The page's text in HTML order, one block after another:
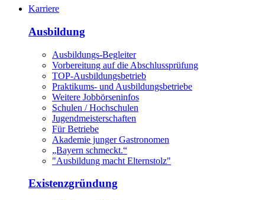
Karriere
Ausbildung
Ausbildungs-Begleiter
Vorbereitung auf die Abschlussprüfung
TOP-Ausbildungsbetrieb
Praktikums- und Ausbildungsbetriebe
Weitere Jobbörseninfos
Schulen / Hochschulen
Jugendmeisterschaften
Für Betriebe
Akademie junger Gastronomen
„Bayern schmeckt.“
"Ausbildung macht Elternstolz"
Existenzgründung